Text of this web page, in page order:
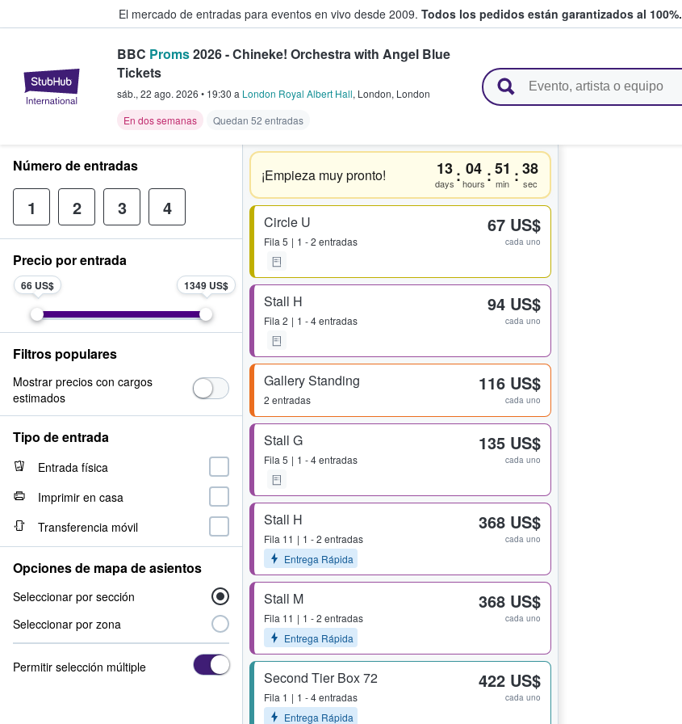
El mercado de entradas para eventos en vivo desde 2009. Todos los pedidos están garantizados al 100%.
StubHub: compra y venta de entradas entre fans
BBC Proms2026 - Chineke! Orchestra with Angel Blue
Tickets
sáb., 22 ago. 2026 • 19:30 a London Royal Albert Hall, London, London
En dos semanas
Quedan 52 entradas
¡Empieza muy pronto! 13
days : 04
hours :51
min :38
sec
Circle U
Fila 5 1 - 2 entradas
67 US$
cada uno
Stall H
Fila 2 1 - 4 entradas
94 US$
cada uno
Gallery Standing
2 entradas
116 US$
cada uno
Stall G
Fila 5 1 - 4 entradas
135 US$
cada uno
Stall H
Fila 11
1 - 2 entradas
Entrega Rápida
368 US$
cada uno
Stall M
Fila 11
1 - 2 entradas
Entrega Rápida
368 US$
cada uno
Second Tier Box 72
Fila 1
1 - 4 entradas
Entrega Rápida
422 US$
cada uno
Número de entradas
1 2 3 4
Precio por entrada
66 US$ 1349 US$
Filtros populares
Mostrar precios con cargos
estimados
Tipo de entrada
Entrada física
Imprimir en casa
Transferencia móvil
Opciones de mapa de asientos
Seleccionar por sección
Seleccionar por zona
Permitir selección múltiple